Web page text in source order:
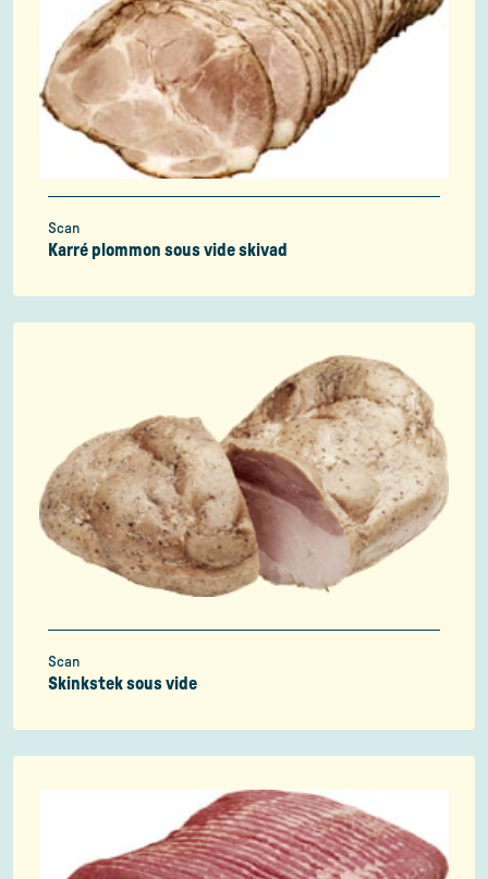
Scan
Karré plommon sous vide skivad
Scan
Skinkstek sous vide